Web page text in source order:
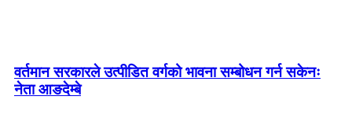
वर्तमान सरकारले उत्पीडित वर्गको भावना सम्बोधन गर्न सकेनः
नेता आङदेम्बे